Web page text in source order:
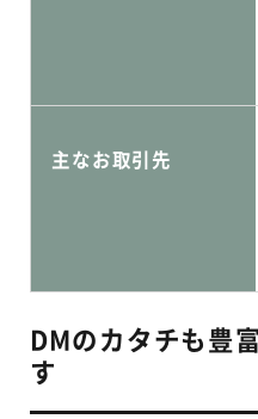
主なお取引先
DMのカタチも豊
す